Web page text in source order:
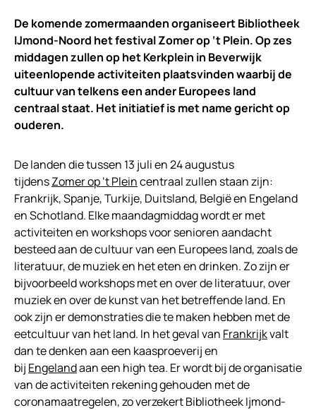
De komende zomermaanden organiseert Bibliotheek
IJmond-Noord het festival Zomer op ‘t Plein. Op zes
middagen zullen op het Kerkplein in Beverwijk
uiteenlopende activiteiten plaatsvinden waarbij de
cultuur van telkens een ander Europees land
centraal staat. Het initiatief is met name gericht op
ouderen.
De landen die tussen 13 juli en 24 augustus
tijdensZomer op ‘t Pleincentraal zullen staan zijn:
Frankrijk, Spanje, Turkije, Duitsland, België en Engeland
en Schotland. Elke maandagmiddag wordt er met
activiteiten en workshops voor senioren aandacht
besteed aan de cultuur van een Europees land, zoals de
literatuur, de muziek en het eten en drinken. Zo zijn er
bijvoorbeeld workshops met en over de literatuur, over
muziek en over de kunst van het betreffende land. En
ook zijn er demonstraties die te maken hebben met de
eetcultuur van het land. In het geval van Frankrijkvalt
dan te denken aan een kaasproeverij en
bij Engelandaan een high tea. Er wordt bij de organisatie
van de activiteiten rekening gehouden met de
coronamaatregelen, zo verzekert Bibliotheek Ijmond-